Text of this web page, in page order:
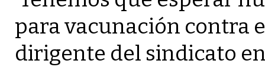
para vacunación contra
dirigente del sindicato